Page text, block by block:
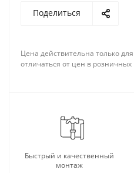
Поделиться
Цена действительна только
отличаться от цен в розничных
Быстрый и качественный
монтаж